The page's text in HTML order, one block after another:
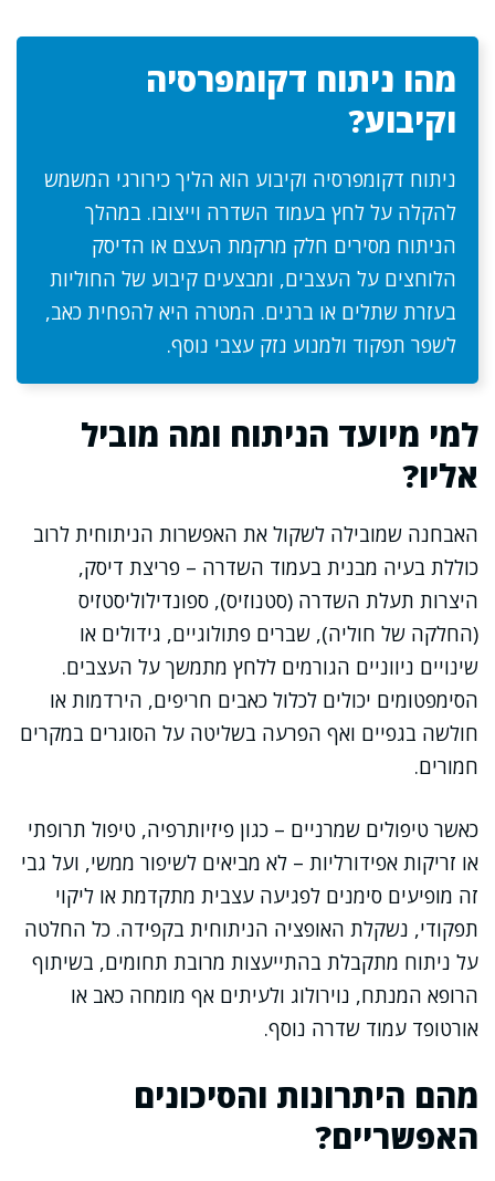
מהו ניתוח דקומפרסיה
וקיבוע?
ניתוח דקומפרסיה וקיבוע הוא הליך כירורגי המשמש
להקלה על לחץ בעמוד השדרה וייצובו. במהלך
הניתוח מסירים חלק מרקמת העצם או הדיסק
הלוחצים על העצבים, ומבצעים קיבוע של החוליות
בעזרת שתלים או ברגים. המטרה היא להפחית כאב,
לשפר תפקוד ולמנוע נזק עצבי נוסף.
למי מיועד הניתוח ומה מוביל
אליו?
האבחנה שמובילה לשקול את האפשרות הניתוחית לרוב
כוללת בעיה מבנית בעמוד השדרה – פריצת דיסק,
היצרות תעלת השדרה (סטנוזיס), ספונדילוליסטזיס
(החלקה של חוליה), שברים פתולוגיים, גידולים או
שינויים ניווניים הגורמים ללחץ מתמשך על העצבים.
הסימפטומים יכולים לכלול כאבים חריפים, הירדמות או
חולשה בגפיים ואף הפרעה בשליטה על הסוגרים במקרים
חמורים.
כאשר טיפולים שמרניים – כגון פיזיותרפיה, טיפול תרופתי
או זריקות אפידורליות – לא מביאים לשיפור ממשי, ועל גבי
זה מופיעים סימנים לפגיעה עצבית מתקדמת או ליקוי
תפקודי, נשקלת האופציה הניתוחית בקפידה. כל החלטה
על ניתוח מתקבלת בהתייעצות מרובת תחומים, בשיתוף
הרופא המנתח, נוירולוג ולעיתים אף מומחה כאב או
אורטופד עמוד שדרה נוסף.
מהם היתרונות והסיכונים
האפשריים?